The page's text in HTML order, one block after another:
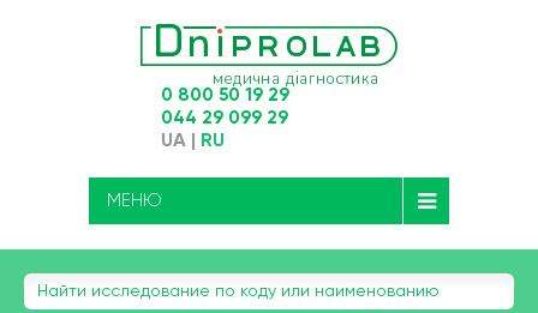
0 800 50 19 29
044 29 099 29
UA RU
МЕНЮ